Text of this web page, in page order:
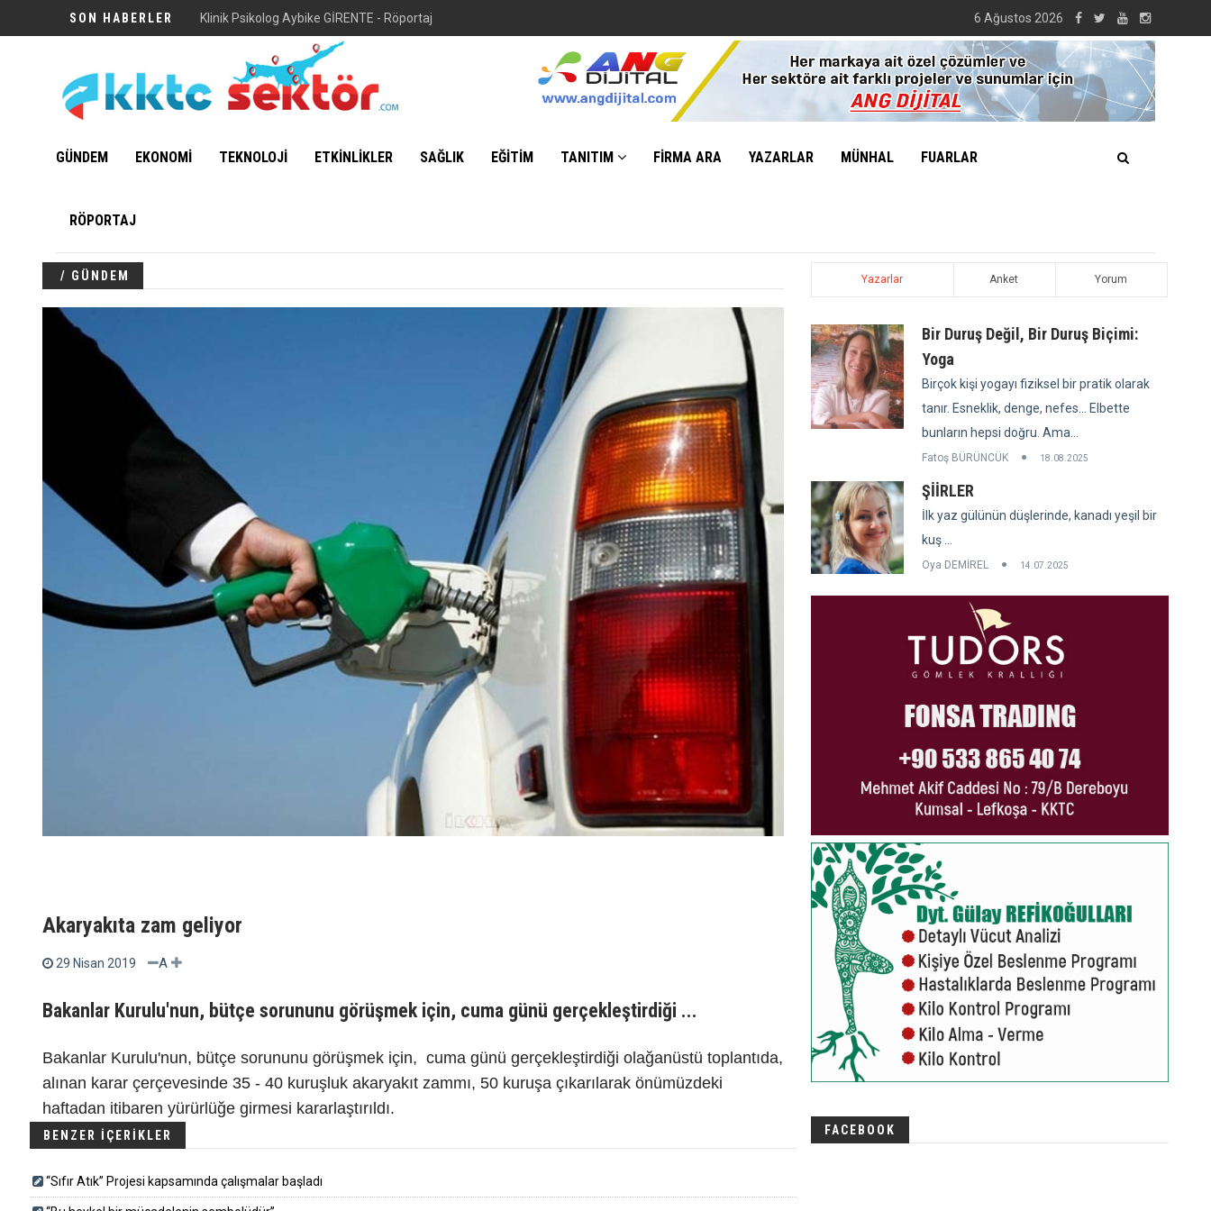
SON HABERLER Klinik Psikolog Aybike GİRENTE - Röportaj 6 Ağustos 2026
GÜNDEM EKONOMİ TEKNOLOJİ ETKİNLİKLER SAĞLIK EĞİTİM TANITIM FİRMA ARA YAZARLAR MÜNHAL FUARLAR
RÖPORTAJ
/ GÜNDEM
Akaryakıta zam geliyor
29 Nisan 2019 A
Bakanlar Kurulu'nun, bütçe sorununu görüşmek için, cuma günü gerçekleştirdiği ...
Bakanlar Kurulu'nun, bütçe sorununu görüşmek için, cuma günü gerçekleştirdiği olağanüstü toplantıda,
alınan karar çerçevesinde 35 - 40 kuruşluk akaryakıt zammı, 50 kuruşa çıkarılarak önümüzdeki
haftadan itibaren yürürlüğe girmesi kararlaştırıldı.
BENZER İÇERİKLER
“Sıfır Atık” Projesi kapsamında çalışmalar başladı
Yazarlar Anket Yorum
Bir Duruş Değil, Bir Duruş Biçimi:
Yoga
Birçok kişi yogayı fiziksel bir pratik olarak
tanır. Esneklik, denge, nefes... Elbette
bunların hepsi doğru. Ama...
Fatoş BÜRÜNCÜK 18.08.2025
ŞİİRLER
İlk yaz gülünün düşlerinde, kanadı yeşil bir
kuş ...
Oya DEMİREL 14.07.2025
FACEBOOK